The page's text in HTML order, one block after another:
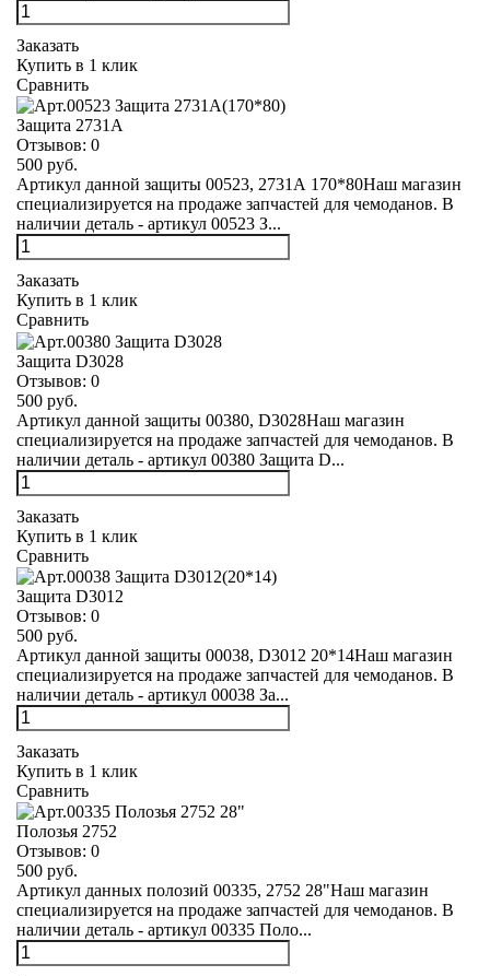
Заказать
Купить в 1 клик
Сравнить
Защита 2731А
Отзывов: 0
500 руб.
Артикул данной защиты 00523, 2731А 170*80Наш магазин
специализируется на продаже запчастей для чемоданов. В
наличии деталь - артикул 00523 З...
Заказать
Купить в 1 клик
Сравнить
Защита D3028
Отзывов: 0
500 руб.
Артикул данной защиты 00380, D3028Наш магазин
специализируется на продаже запчастей для чемоданов. В
наличии деталь - артикул 00380 Защита D...
Заказать
Купить в 1 клик
Сравнить
Защита D3012
Отзывов: 0
500 руб.
Артикул данной защиты 00038, D3012 20*14Наш магазин
специализируется на продаже запчастей для чемоданов. В
наличии деталь - артикул 00038 За...
Заказать
Купить в 1 клик
Сравнить
Полозья 2752
Отзывов: 0
500 руб.
Артикул данных полозий 00335, 2752 28"Наш магазин
специализируется на продаже запчастей для чемоданов. В
наличии деталь - артикул 00335 Поло...